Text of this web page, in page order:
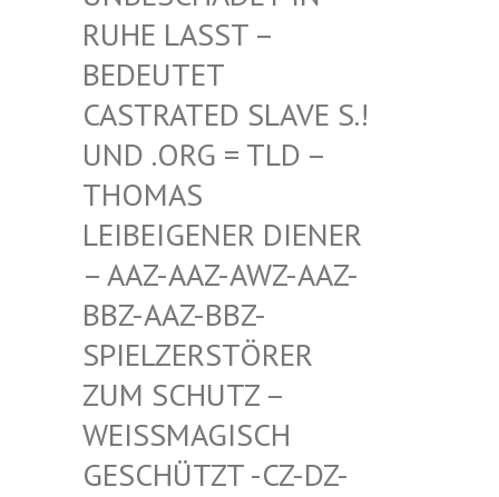
HE LASST – BE
DEUTET CA
STRATED SLAVE S.! UN
D .ORG = TLD – TH
OMAS LE
IBEIGENER DIENER –
AAZ-AAZ-AWZ-AAZ-BB
Z-AAZ-BBZ-SP
IELZERSTÖRER ZU
M SCHUTZ – WE
ISSMAGISCH GES
CHÜTZT -CZ-DZ-ZZ-